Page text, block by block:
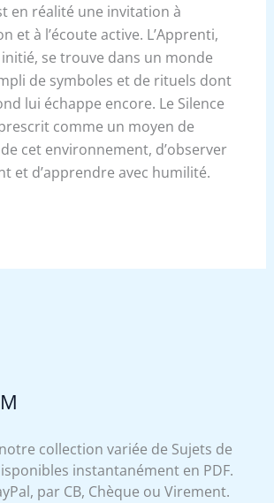
en réalité une invitation à
et à l’écoute active. L’Apprenti,
se trouve dans un monde
de symboles et de rituels dont
lui échappe encore. Le Silence
comme un moyen de
cet environnement, d’observer
et d’apprendre avec humilité.
collection variée de Sujets de
instantanément en PDF.
par CB, Chèque ou Virement.